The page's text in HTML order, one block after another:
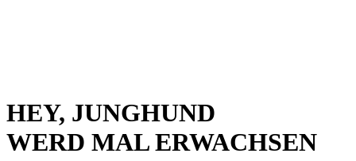
HEY, JUNGHUND
WERD MAL ERWACHSEN